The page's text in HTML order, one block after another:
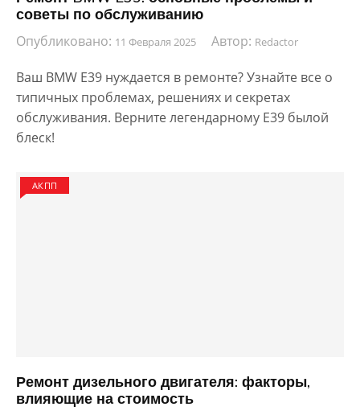
советы по обслуживанию
Опубликовано: 11 Февраля 2025 Автор: Redactor
Ваш BMW E39 нуждается в ремонте? Узнайте все о
типичных проблемах, решениях и секретах
обслуживания. Верните легендарному E39 былой
блеск!
АКПП
Ремонт дизельного двигателя: факторы,
влияющие на стоимость